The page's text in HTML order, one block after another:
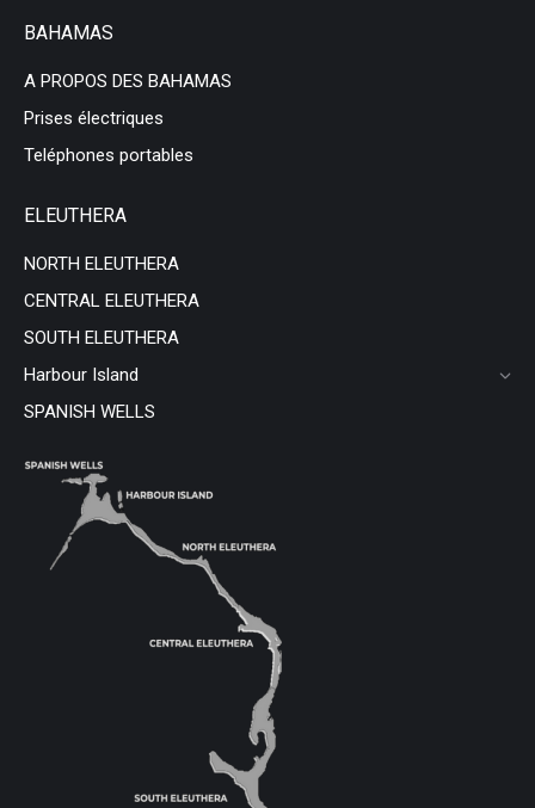
BAHAMAS
A PROPOS DES BAHAMAS
Prises électriques
Teléphones portables
ELEUTHERA
NORTH ELEUTHERA
CENTRAL ELEUTHERA
SOUTH ELEUTHERA
Harbour Island
SPANISH WELLS